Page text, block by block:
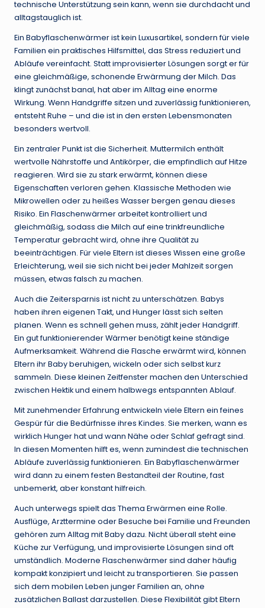
technische Unterstützung sein kann, wenn sie durchdacht und
alltagstauglich ist.
Ein Babyflaschenwärmer ist kein Luxusartikel, sondern für viele
Familien ein praktisches Hilfsmittel, das Stress reduziert und
Abläufe vereinfacht. Statt improvisierter Lösungen sorgt er für
eine gleichmäßige, schonende Erwärmung der Milch. Das
klingt zunächst banal, hat aber im Alltag eine enorme
Wirkung. Wenn Handgriffe sitzen und zuverlässig funktionieren,
entsteht Ruhe – und die ist in den ersten Lebensmonaten
besonders wertvoll.
Ein zentraler Punkt ist die Sicherheit. Muttermilch enthält
wertvolle Nährstoffe und Antikörper, die empfindlich auf Hitze
reagieren. Wird sie zu stark erwärmt, können diese
Eigenschaften verloren gehen. Klassische Methoden wie
Mikrowellen oder zu heißes Wasser bergen genau dieses
Risiko. Ein Flaschenwärmer arbeitet kontrolliert und
gleichmäßig, sodass die Milch auf eine trinkfreundliche
Temperatur gebracht wird, ohne ihre Qualität zu
beeinträchtigen. Für viele Eltern ist dieses Wissen eine große
Erleichterung, weil sie sich nicht bei jeder Mahlzeit sorgen
müssen, etwas falsch zu machen.
Auch die Zeitersparnis ist nicht zu unterschätzen. Babys
haben ihren eigenen Takt, und Hunger lässt sich selten
planen. Wenn es schnell gehen muss, zählt jeder Handgriff.
Ein gut funktionierender Wärmer benötigt keine ständige
Aufmerksamkeit. Während die Flasche erwärmt wird, können
Eltern ihr Baby beruhigen, wickeln oder sich selbst kurz
sammeln. Diese kleinen Zeitfenster machen den Unterschied
zwischen Hektik und einem halbwegs entspannten Ablauf.
Mit zunehmender Erfahrung entwickeln viele Eltern ein feines
Gespür für die Bedürfnisse ihres Kindes. Sie merken, wann es
wirklich Hunger hat und wann Nähe oder Schlaf gefragt sind.
In diesen Momenten hilft es, wenn zumindest die technischen
Abläufe zuverlässig funktionieren. Ein Babyflaschenwärmer
wird dann zu einem festen Bestandteil der Routine, fast
unbemerkt, aber konstant hilfreich.
Auch unterwegs spielt das Thema Erwärmen eine Rolle.
Ausflüge, Arzttermine oder Besuche bei Familie und Freunden
gehören zum Alltag mit Baby dazu. Nicht überall steht eine
Küche zur Verfügung, und improvisierte Lösungen sind oft
umständlich. Moderne Flaschenwärmer sind daher häufig
kompakt konzipiert und leicht zu transportieren. Sie passen
sich dem mobilen Leben junger Familien an, ohne
zusätzlichen Ballast darzustellen. Diese Flexibilität gibt Eltern